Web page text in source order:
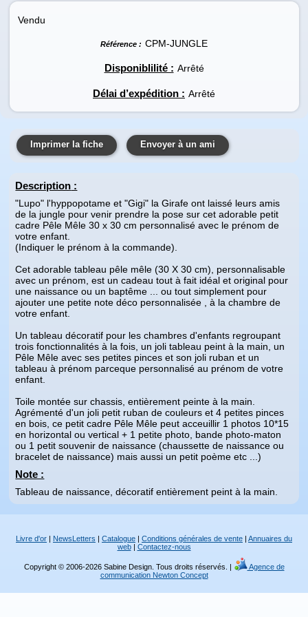
Vendu
Référence : CPM-JUNGLE
Disponiblilité : Arrêté
Délai d’expédition : Arrêté
Imprimer la fiche Envoyer à un ami
Description :
"Lupo" l'hyppopotame et "Gigi" la Girafe ont laissé leurs amis
de la jungle pour venir prendre la pose sur cet adorable petit
cadre Pêle Mêle 30 x 30 cm personnalisé avec le prénom de
votre enfant.
(Indiquer le prénom à la commande).
Cet adorable tableau pêle mêle (30 X 30 cm), personnalisable
avec un prénom, est un cadeau tout à fait idéal et original pour
une naissance ou un baptême ... ou tout simplement pour
ajouter une petite note déco personnalisée , à la chambre de
votre enfant.
Un tableau décoratif pour les chambres d'enfants regroupant
trois fonctionnalités à la fois, un joli tableau peint à la main, un
Pêle Mêle avec ses petites pinces et son joli ruban et un
tableau à prénom parceque personnalisé au prénom de votre
enfant.
Toile montée sur chassis, entièrement peinte à la main.
Agrémenté d'un joli petit ruban de couleurs et 4 petites pinces
en bois, ce petit cadre Pêle Mêle peut acceuillir 1 photos 10*15
en horizontal ou vertical + 1 petite photo, bande photo-maton
ou 1 petit souvenir de naissance (chaussette de naissance ou
bracelet de naissance) mais aussi un petit poème etc ...)
Note :
Tableau de naissance, décoratif entièrement peint à la main.
Livre d'or | NewsLetters | Catalogue | Conditions générales de vente | Annuaires du
web| Contactez-nous
Copyright © 2006-2026 Sabine Design. Tous droits réservés. |
Agence de
communication Newton Concept